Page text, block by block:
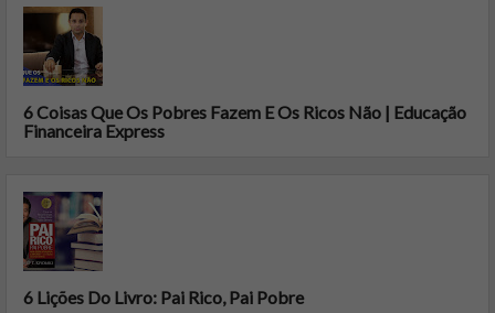
6 Coisas Que Os Pobres Fazem E Os Ricos Não | Educação
Financeira Express
6 Lições Do Livro: Pai Rico, Pai Pobre